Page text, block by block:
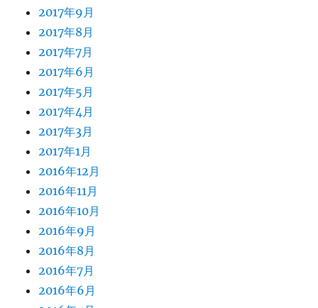
2017年9月
2017年8月
2017年7月
2017年6月
2017年5月
2017年4月
2017年3月
2017年1月
2016年12月
2016年11月
2016年10月
2016年9月
2016年8月
2016年7月
2016年6月